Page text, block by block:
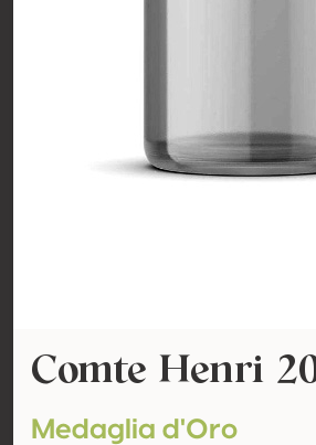
Comte Henri
Medaglia d'Oro